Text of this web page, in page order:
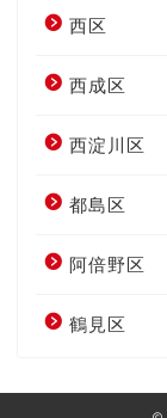
西区
西成区
西淀川区
都島区
阿倍野区
鶴見区